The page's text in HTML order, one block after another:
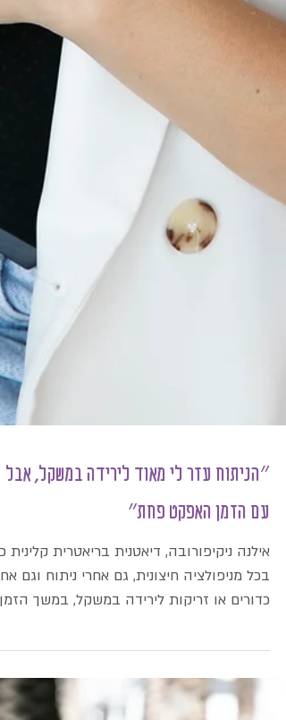
״הניתוח עזר לי מאוד לירידה במשקל, אבל
בכל מניפולציה חיצונית, גם אחרי ניתוח וגם
כדורים או זריקות לירידה במשקל, במשך